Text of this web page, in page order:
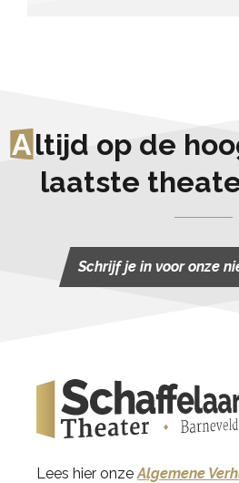
Altijd op de
laatste
Schrijf je in voor onze
Lees hier onze Algemene